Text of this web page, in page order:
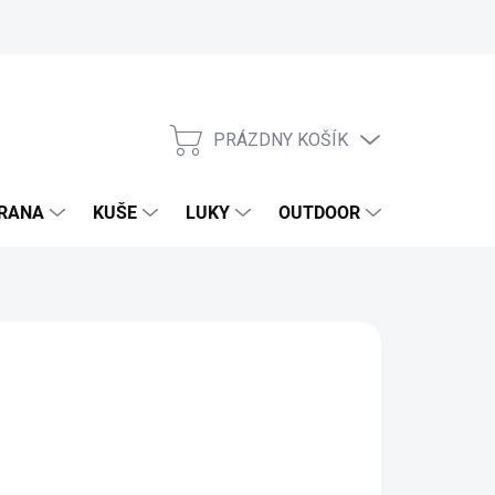
NÁKUPNÝ
PRÁZDNY KOŠÍK
KUŠE LUKY OUTDOOR